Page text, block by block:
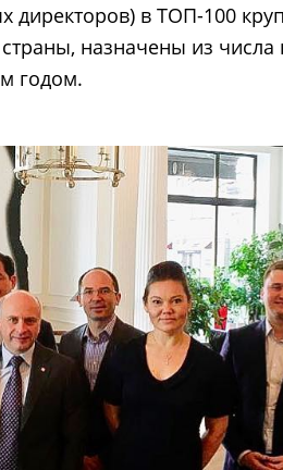
директоров) в ТОП-100
назначены из числа
годом.